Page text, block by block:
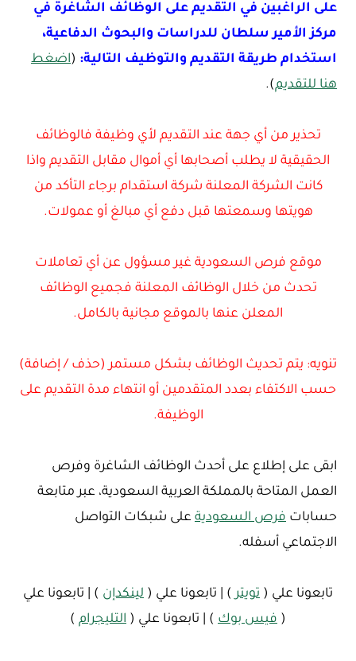
على الراغبين في التقديم على الوظائف الشاغرة في
مركز الأمير سلطان للدراسات والبحوث الدفاعية،
استخدام طريقة التقديم والتوظيف التالية: (اضغط
هنا للتقديم).
تحذير من أي جهة عند التقديم لأي وظيفة فالوظائف
الحقيقية لا يطلب أصحابها أي أموال مقابل التقديم واذا
كانت الشركة المعلنة شركة استقدام برجاء التأكد من
هويتها وسمعتها قبل دفع أي مبالغ أو عمولات.
موقع فرص السعودية غير مسؤول عن أي تعاملات
تحدث من خلال الوظائف المعلنة فجميع الوظائف
المعلن عنها بالموقع مجانية بالكامل.
تنويه: يتم تحديث الوظائف بشكل مستمر (حذف / إضافة)
حسب الاكتفاء بعدد المتقدمين أو انتهاء مدة التقديم على
الوظيفة.
ابقى على إطلاع على أحدث الوظائف الشاغرة وفرص
العمل المتاحة بالمملكة العربية السعودية، عبر متابعة
حسابات فرص السعودية على شبكات التواصل
الاجتماعي أسفله.
تابعونا علي ( تويتر ) | تابعونا علي ( لينكدإن ) | تابعونا علي
( فيس بوك ) | تابعونا علي ( التليجرام )